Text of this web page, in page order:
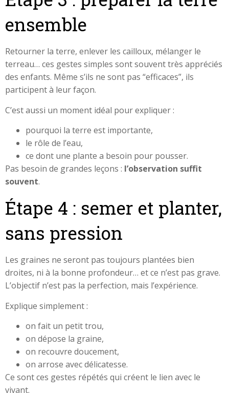
ensemble
Retourner la terre, enlever les cailloux, mélanger le
terreau… ces gestes simples sont souvent très appréciés
des enfants. Même s’ils ne sont pas “efficaces”, ils
participent à leur façon.
C’est aussi un moment idéal pour expliquer :
pourquoi la terre est importante,
le rôle de l’eau,
ce dont une plante a besoin pour pousser.
Pas besoin de grandes leçons : l’observation suffit
souvent.
Étape 4 : semer et planter,
sans pression
Les graines ne seront pas toujours plantées bien
droites, ni à la bonne profondeur… et ce n’est pas grave.
L’objectif n’est pas la perfection, mais l’expérience.
Explique simplement :
on fait un petit trou,
on dépose la graine,
on recouvre doucement,
on arrose avec délicatesse.
Ce sont ces gestes répétés qui créent le lien avec le
vivant.